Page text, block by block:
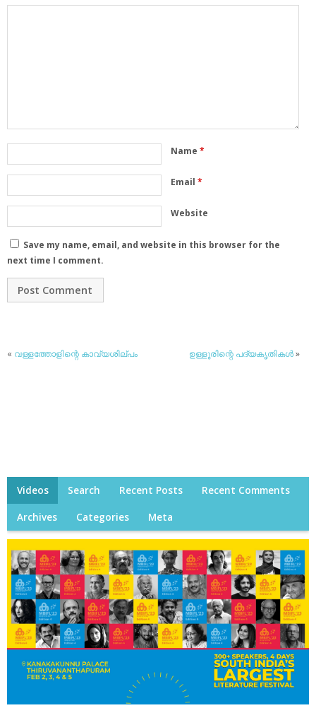
Name *
Email *
Website
Save my name, email, and website in this browser for the
next time I comment.
« വള്ളത്തോളിന്റെ കാവ്യശില്പം ഉള്ളൂരിന്റെ പദ്യകൃതികള്‍»
Videos Search Recent Posts Recent Comments
Archives Categories Meta